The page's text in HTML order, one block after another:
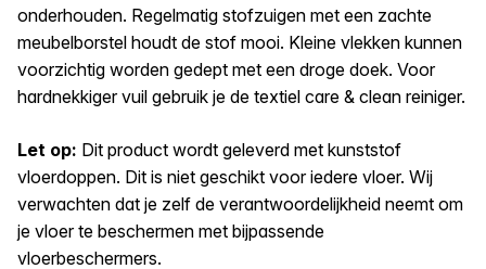
onderhouden. Regelmatig stofzuigen met een zachte
meubelborstel houdt de stof mooi. Kleine vlekken kunnen
voorzichtig worden gedept met een droge doek. Voor
hardnekkiger vuil gebruik je de textiel care & clean reiniger.
Let op: Dit product wordt geleverd met kunststof
vloerdoppen. Dit is niet geschikt voor iedere vloer. Wij
verwachten dat je zelf de verantwoordelijkheid neemt om
je vloer te beschermen met bijpassende
vloerbeschermers.